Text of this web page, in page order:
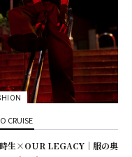
CRUISE
生×OUR LEGACY｜服の奥